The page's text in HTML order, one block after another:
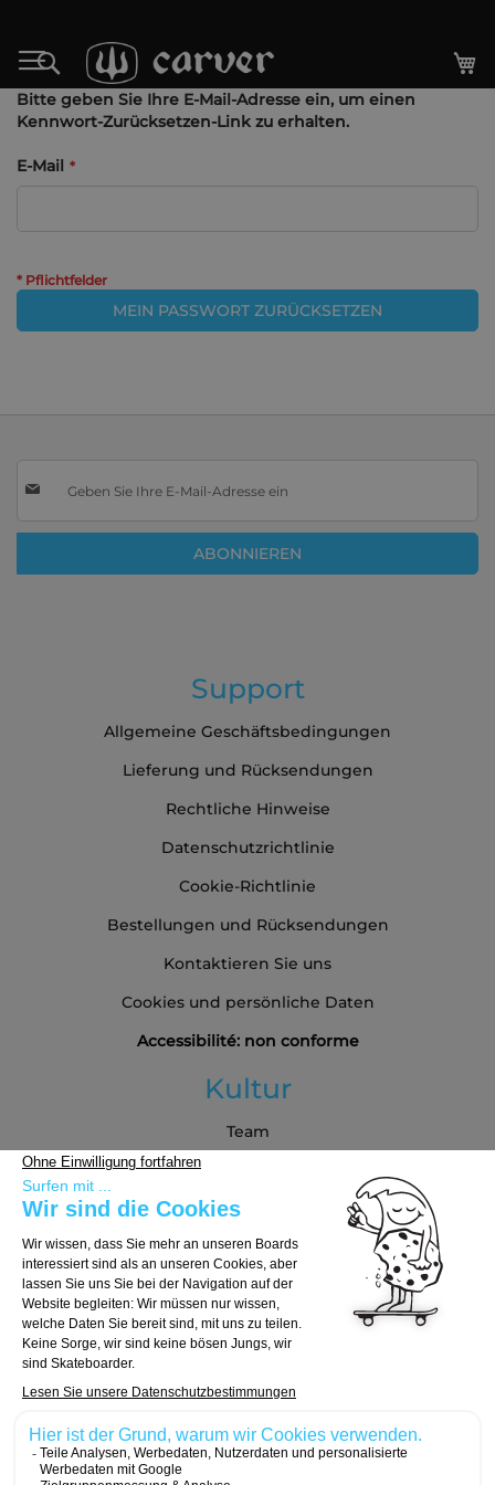
Inhalt
springen
Search
Bitte geben Sie Ihre E-Mail-Adresse ein, um einen
Kennwort-Zurücksetzen-Link zu erhalten.
E-Mail
MEIN PASSWORT ZURÜCKSETZEN
Sie
für
Newsletter
ABONNIEREN
Support
Allgemeine Geschäftsbedingungen
Lieferung und Rücksendungen
Rechtliche Hinweise
Datenschutzrichtlinie
Cookie-Richtlinie
Bestellungen und Rücksendungen
Kontaktieren Sie uns
Cookies und persönliche Daten
Accessibilité: non conforme
Kultur
Team
Partners
Kaufberatung
Board auswählen